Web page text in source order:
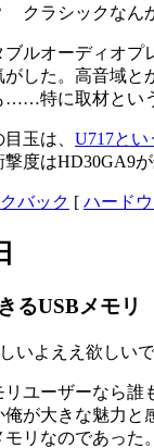
クラシックなん
ルオーディオプ
した。高音域
……特に取材とい
玉は、 U717と
度はHD30GA9
バック [ ハード
るUSBメモリ
よええ欲しい
ユーザーなら誰
俺が大きな魅力
リなのであった